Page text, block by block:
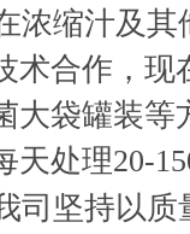
浓缩汁及其
术合作，现
大袋罐装等
天处理20-
司坚持以质